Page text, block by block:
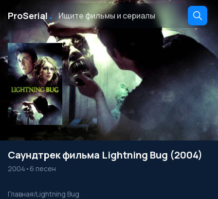
ProSerial․
Саундтрек фильма Lightning Bug (2004)
2004 • 6 песен
Главная/Lightning Bug